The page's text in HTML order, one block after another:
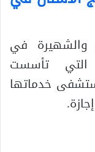
في
التي تأسست
توفر المستشفى خدماتها